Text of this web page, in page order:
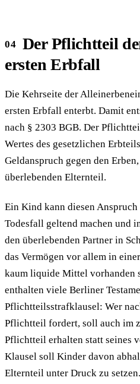
Der Pflichtteil
ersten Erbfall
Die Kehrseite der
ersten Erbfall enterbt. Damit
nach § 2303 BGB. Der
Wertes des gesetzlichen
Geldanspruch gegen den
überlebenden Elternteil.
Ein Kind kann diesen
Todesfall geltend machen und
den überlebenden Partner in
das Vermögen vor allem in
kaum liquide Mittel vorhanden
enthalten viele Berliner
Pflichtteilsstrafklausel: Wer
Pflichtteil fordert, soll auch im
Pflichtteil erhalten statt seines
Klausel soll Kinder davon
Elternteil unter Druck zu setzen.